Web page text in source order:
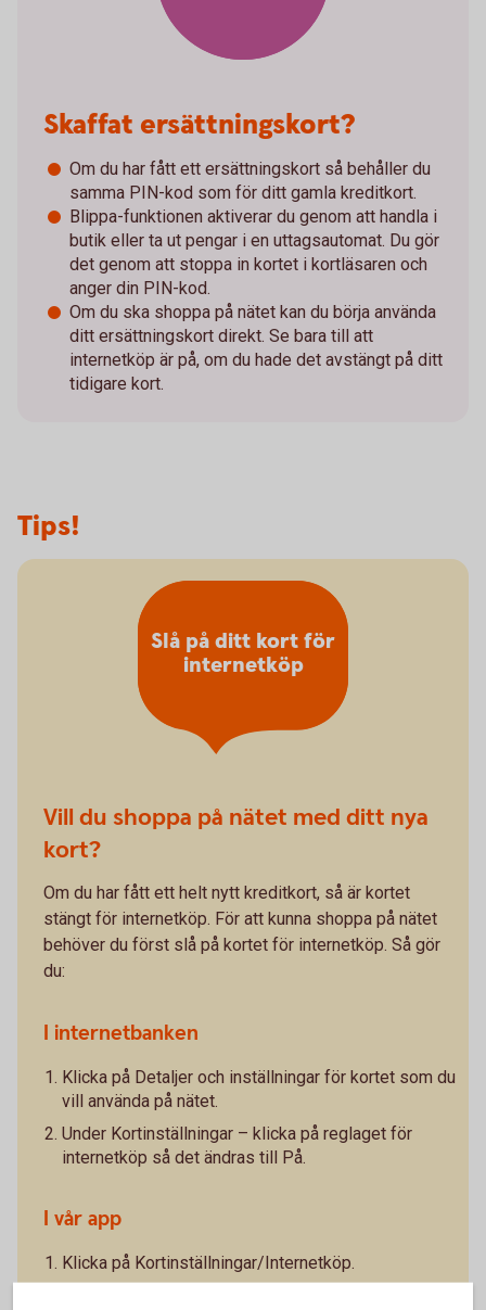
Skaffat ersättningskort?
Om du har fått ett ersättningskort så behåller du
samma PIN-kod som för ditt gamla kreditkort.
Blippa-funktionen aktiverar du genom att handla i
butik eller ta ut pengar i en uttagsautomat. Du gör
det genom att stoppa in kortet i kortläsaren och
anger din PIN-kod.
Om du ska shoppa på nätet kan du börja använda
ditt ersättningskort direkt. Se bara till att
internetköp är på, om du hade det avstängt på ditt
tidigare kort.
Tips!
Slå på ditt kort för
internetköp
Vill du shoppa på nätet med ditt nya
kort?
Om du har fått ett helt nytt kreditkort, så är kortet
stängt för internetköp. För att kunna shoppa på nätet
behöver du först slå på kortet för internetköp. Så gör
du:
I internetbanken
Klicka på Detaljer och inställningar för kortet som du
vill använda på nätet.
Under Kortinställningar – klicka på reglaget för
internetköp så det ändras till På.
I vår app
Klicka på Kortinställningar/Internetköp.